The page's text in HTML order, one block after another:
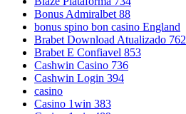
Bonus Admiralbet 88
bonus spino bon casino England
Brabet Download Atualizado 762
Brabet E Confiavel 853
Cashwin Casino 736
Cashwin Login 394
casino
Casino 1win 383